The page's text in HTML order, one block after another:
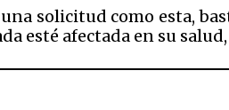
solicitud como esta,
esté afectada en su